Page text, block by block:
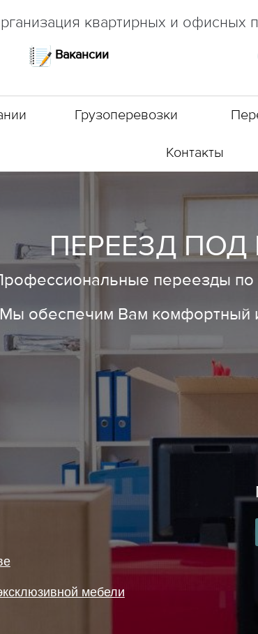
квартирных и офисных
Вакансии
Грузоперевозки
Контакты
ПЕРЕЕЗД
переезды по
Мы обеспечим Вам комфортный
мебели